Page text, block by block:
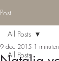
Post
All Posts
All Posts
9 dec 2015 1